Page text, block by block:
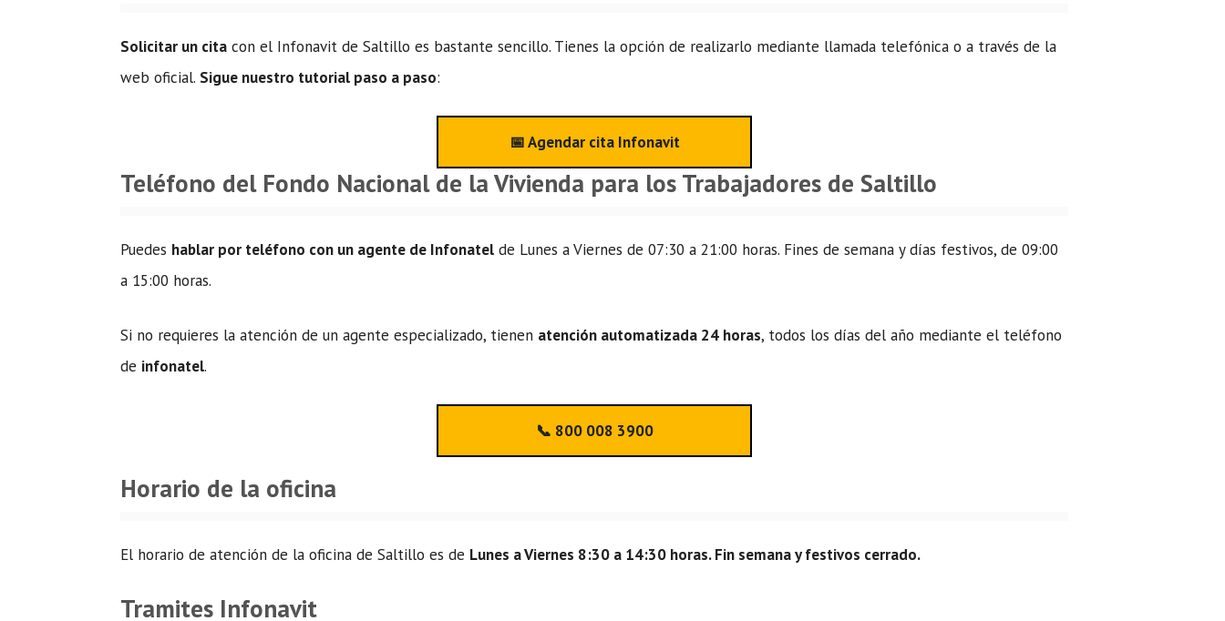
Solicitar un cita con el Infonavit de Saltillo es bastante sencillo. Tienes la opción de realizarlo mediante llamada telefónica o a través de la
web oficial. Sigue nuestro tutorial paso a paso:
📅 Agendar cita Infonavit
Teléfono del Fondo Nacional de la Vivienda para los Trabajadores de Saltillo
Puedes hablar por teléfono con un agente de Infonatel de Lunes a Viernes de 07:30 a 21:00 horas. Fines de semana y días festivos, de 09:00
a 15:00 horas.
Si no requieres la atención de un agente especializado, tienen atención automatizada 24 horas, todos los días del año mediante el teléfono
de infonatel.
📞 800 008 3900
Horario de la oficina
El horario de atención de la oficina de Saltillo es de Lunes a Viernes 8:30 a 14:30 horas. Fin semana y festivos cerrado.
Tramites Infonavit